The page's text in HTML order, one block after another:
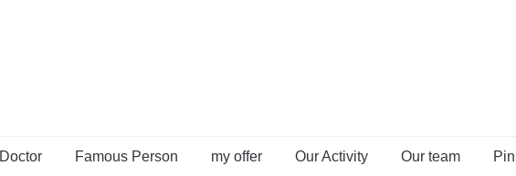
Doctor Famous Person my offer Our Activity Our team